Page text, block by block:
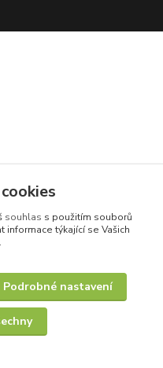
souhlas s použitím souborů
informace týkající se Vašich
Podrobné nastavení